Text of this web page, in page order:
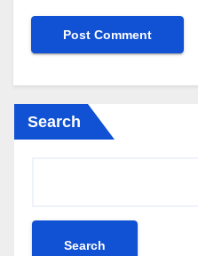
Search
Search